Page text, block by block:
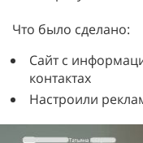
Что было сделано:
Сайт с
контактах
Настроили